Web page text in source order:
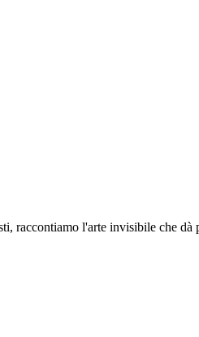
l'arte invisibile che